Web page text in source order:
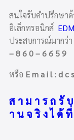
สนใจรับคำปรึกษาด้
อิเล็กทรอนิกส์
ประสบการณ์มากว่
– 8 6 0 – 6 6 5 9
หรือ E m a i l : d c
ส า ม า ร ถ รั
า น จ ริ ง ไ ด้